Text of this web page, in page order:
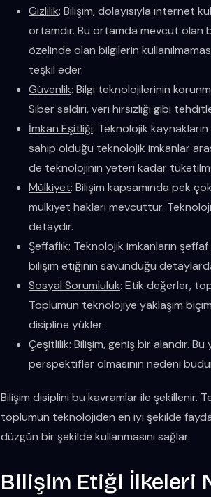
Gizlilik: Bilişim, dolayısıyla internet
ortamdır. Bu ortamda mevcut olan
özelinde olan bilgilerin
teşkil eder.
Güvenlik: Bilgi teknolojilerinin
Siber saldırı, veri hırsızlığı gibi
İmkan Eşitliği: Teknolojik
sahip olduğu teknolojik imkanlar
de teknolojinin yeteri kadar
Mülkiyet: Bilişim kapsamında pek
mülkiyet hakları mevcuttur.
detaydır.
Şeffaflık: Teknolojik imkanların
bilişim etiğinin savunduğu
Sosyal Sorumluluk: Etik değerler,
Toplumun teknolojiye yaklaşım
disipline yükler.
Çeşitlilik: Bilişim, geniş bir alandır.
perspektifler olmasının nedeni
Bilişim disiplini bu kavramlar ile şekillenir.
toplumun teknolojiden en iyi şekilde
düzgün bir şekilde kullanmasını sağlar.
Bilişim Etiği İlkeleri